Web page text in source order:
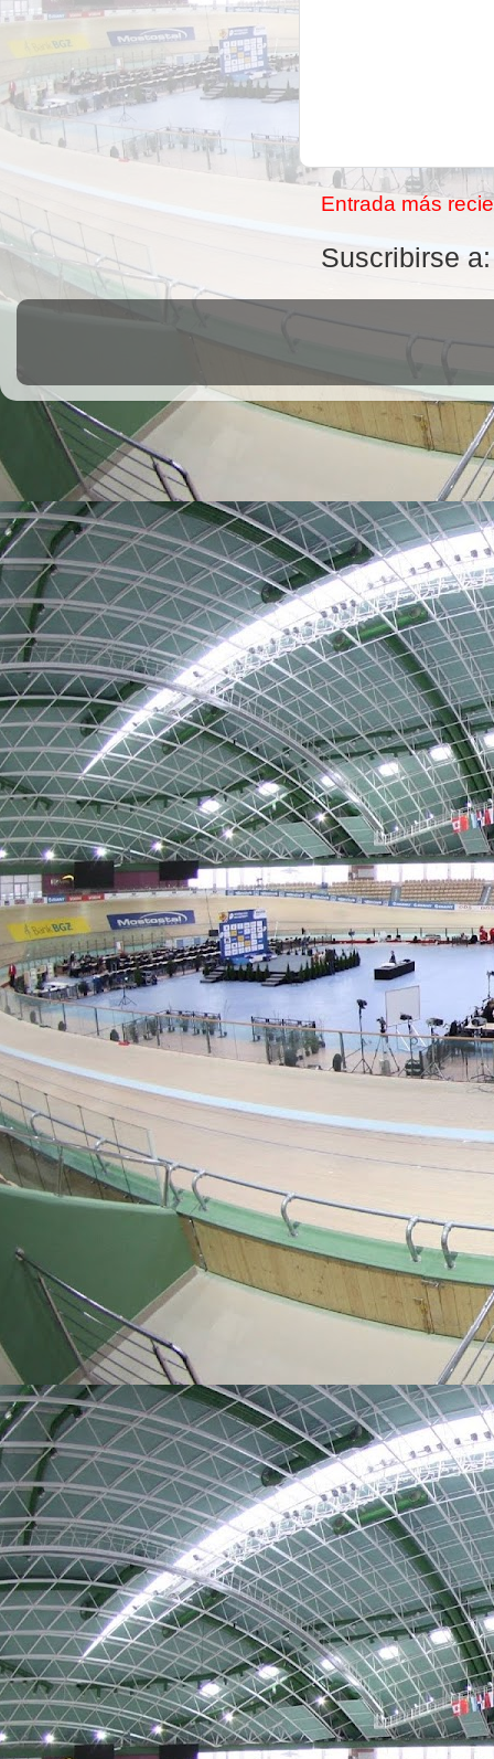
Entrada más
Suscribirse